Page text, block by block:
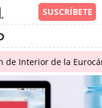
de Interior de la